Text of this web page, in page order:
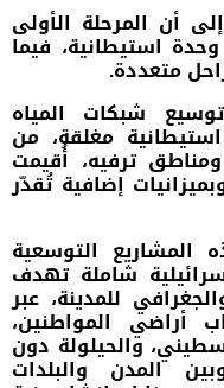
أن المرحلة الأولى
بالفعل تسويق نحو 500 وحدة استيطانية، فيما
متعددة.
شبكات المياه
مغلقة، من
ترفيه، أُقيمت
إضافية تُقدّر
التوسعية
شاملة تهدف
للمدينة، عبر
أراضي المواطنين،
والحيلولة دون
المدن والبلدات